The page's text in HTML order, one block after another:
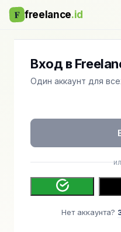
F freelance.id
Вход в
Один аккаунт для
Нет аккаунта?